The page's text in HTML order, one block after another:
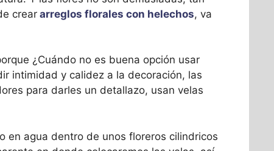
crear arreglos florales con helechos, va
¿Cuándo no es buena opción usar
intimidad y calidez a la decoración, las
para darles un detallazo, usan velas
en agua dentro de unos floreros cilindricos